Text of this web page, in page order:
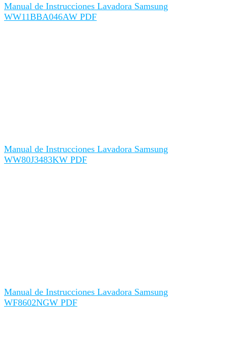
Manual de Instrucciones Lavadora Samsung
WW11BBA046AW PDF
Manual de Instrucciones Lavadora Samsung
WW80J3483KW PDF
Manual de Instrucciones Lavadora Samsung
WF8602NGW PDF